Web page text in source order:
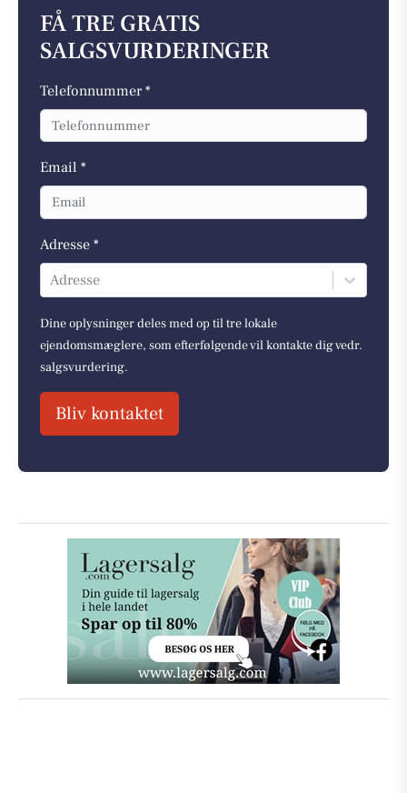
FÅ TRE GRATIS
SALGSVURDERINGER
Telefonnummer *
Email *
Adresse *
Adresse
Dine oplysninger deles med op til tre lokale
ejendomsmæglere, som efterfølgende vil kontakte dig vedr.
salgsvurdering.
Bliv kontaktet